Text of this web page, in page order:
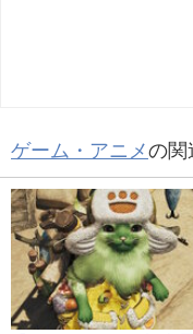
ゲーム・アニメの関